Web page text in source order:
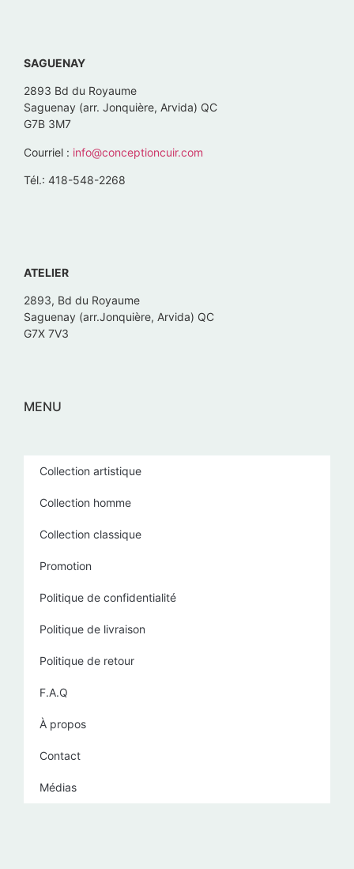
SAGUENAY
2893 Bd du Royaume
Saguenay (arr. Jonquière, Arvida) QC
G7B 3M7
Courriel : info@conceptioncuir.com
Tél.: 418-548-2268
ATELIER
2893, Bd du Royaume
Saguenay (arr.Jonquière, Arvida) QC
G7X 7V3
MENU
Collection artistique
Collection homme
Collection classique
Promotion
Politique de confidentialité
Politique de livraison
Politique de retour
F.A.Q
À propos
Contact
Médias